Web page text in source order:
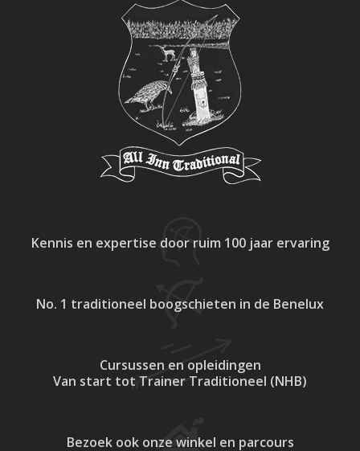
Kennis en expertise door ruim 100 jaar ervaring
No. 1 traditioneel boogschieten in de Benelux
Cursussen en opleidingen
Van start tot Trainer Traditioneel (NHB)
Bezoek ook onze winkel en parcours